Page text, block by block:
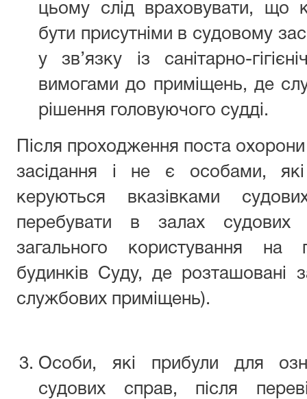
цьому слід враховувати, що
бути присутніми в судовому
у зв’язку із санітарно-
вимогами до приміщень, де
рішення головуючого судді.
Після проходження поста
засідання і не є особами,
керуються вказівками
перебувати в залах судових
загального користування на
будинків Суду, де розташовані
службових приміщень).
Особи, які прибули для
судових справ, після